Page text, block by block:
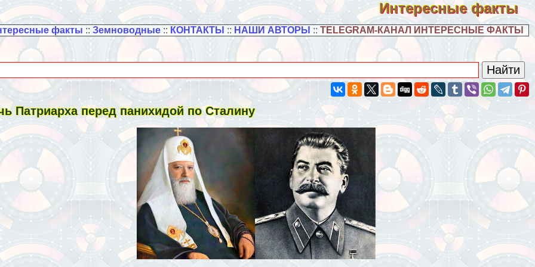
Интересные факты
факты :: Земноводные:: КОНТАКТЫ :: НАШИ АВТОРЫ :: TELEGRAM-КАНАЛ ИНТЕРЕСНЫЕ ФАКТЫ
Патриарха перед панихидой по Сталину